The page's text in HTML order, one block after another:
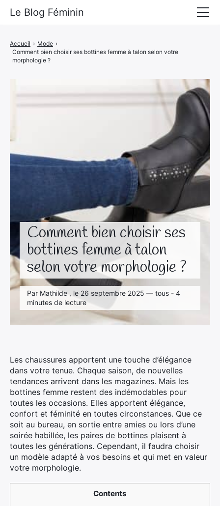
Comment bien choisir ses
bottines femme à talon
selon votre morphologie ?
Par Mathilde , le 26 septembre 2025 — tous - 4
minutes de lecture
Accueil › Mode ›
Comment bien choisir ses bottines femme à talon selon votre
morphologie ?
Les chaussures apportent une touche d’élégance
dans votre tenue. Chaque saison, de nouvelles
tendances arrivent dans les magazines. Mais les
bottines femme restent des indémodables pour
toutes les occasions. Elles apportent élégance,
confort et féminité en toutes circonstances. Que ce
soit au bureau, en sortie entre amies ou lors d’une
soirée habillée, les paires de bottines plaisent à
toutes les générations. Cependant, il faudra choisir
un modèle adapté à vos besoins et qui met en valeur
votre morphologie.
Contents
Le Blog Féminin
Alimentation
Voyages
Déco & Maison